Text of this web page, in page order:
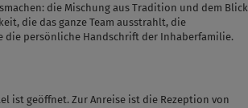
die Mischung aus Tradition und dem Blick
die das ganze Team ausstrahlt, die
die persönliche Handschrift der Inhaberfamilie.
ist geöffnet. Zur Anreise ist die Rezeption von